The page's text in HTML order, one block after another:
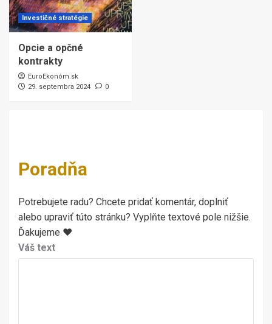
Investičné stratégie
Opcie a opčné
kontrakty
EuroEkonóm.sk
29. septembra 2024
0
Poradňa
Potrebujete radu? Chcete pridať komentár, doplniť
alebo upraviť túto stránku? Vyplňte textové pole nižšie.
Ďakujeme ♥
Váš text